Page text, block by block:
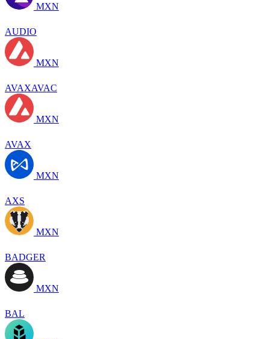
MXN
AUDIO
MXN
AVAXAVAC
MXN
AVAX
MXN
AXS
MXN
BADGER
MXN
BAL